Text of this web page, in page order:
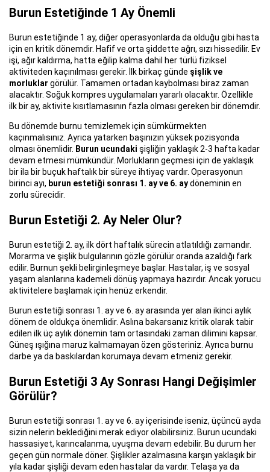
Burun Estetiğinde 1 Ay Önemli
Burun estetiğinde 1 ay, diğer operasyonlarda da olduğu gibi hasta
için en kritik dönemdir. Hafif ve orta şiddette ağrı, sızı hissedilir. Ev
işi, ağır kaldırma, hatta eğilip kalma dahil her türlü fiziksel
aktiviteden kaçınılması gerekir. İlk birkaç günde şişlik ve
morluklar görülür. Tamamen ortadan kaybolması biraz zaman
alacaktır. Soğuk kompres uygulamaları yararlı olacaktır. Özellikle
ilk bir ay, aktivite kısıtlamasının fazla olması gereken bir dönemdir.
Bu dönemde burnu temizlemek için sümkürmekten
kaçınmalısınız. Ayrıca yatarken başınızın yüksek pozisyonda
olması önemlidir. Burun ucundaki şişliğin yaklaşık 2-3 hafta kadar
devam etmesi mümkündür. Morlukların geçmesi için de yaklaşık
bir ila bir buçuk haftalık bir süreye ihtiyaç vardır. Operasyonun
birinci ayı, burun estetiği sonrası 1. ay ve 6. aydöneminin en
zorlu sürecidir.
Burun Estetiği 2. Ay Neler Olur?
Burun estetiği 2. ay, ilk dört haftalık sürecin atlatıldığı zamandır.
Morarma ve şişlik bulgularının gözle görülür oranda azaldığı fark
edilir. Burnun şekli belirginleşmeye başlar. Hastalar, iş ve sosyal
yaşam alanlarına kademeli dönüş yapmaya hazırdır. Ancak yorucu
aktivitelere başlamak için henüz erkendir.
Burun estetiği sonrası 1. ay ve 6. ay arasında yer alan ikinci aylık
dönem de oldukça önemlidir. Aslına bakarsanız kritik olarak tabir
edilen ilk üç aylık dönemin tam ortasındaki zaman dilimini kapsar.
Güneş ışığına maruz kalmamayan özen gösteriniz. Ayrıca burnu
darbe ya da baskılardan korumaya devam etmeniz gerekir.
Burun Estetiği 3 Ay Sonrası Hangi Değişimler
Görülür?
Burun estetiği sonrası 1. ay ve 6. ay içerisinde iseniz, üçüncü ayda
sizin nelerin beklediğini merak ediyor olabilirsiniz. Burun ucundaki
hassasiyet, karıncalanma, uyuşma devam edebilir. Bu durum her
geçen gün normale döner. Şişlikler azalmasına karşın yaklaşık bir
yıla kadar şişliği devam eden hastalar da vardır. Telaşa ya da